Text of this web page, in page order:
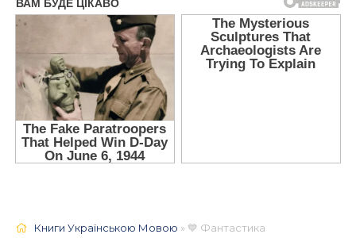
Книги Українською Мовою » 💙 Фантастика